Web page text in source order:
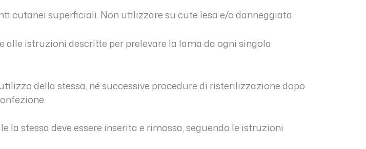
cutanei superficiali. Non utilizzare su cute lesa e/o danneggiata.
istruzioni descritte per prelevare la lama da ogni singola
della stessa, né successive procedure di risterilizzazione dopo
la stessa deve essere inserita e rimossa, seguendo le istruzioni